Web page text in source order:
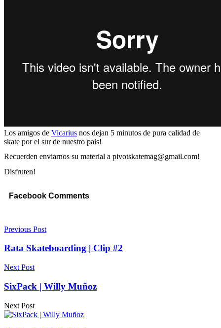
Los amigos de Vicarius nos dejan 5 minutos de pura calidad de
skate por el sur de nuestro pais!
Recuerden enviarnos su material a pivotskatemag@gmail.com!
Disfruten!
Facebook Comments
Previous Post
Rata Skateboarding | Clip #2
Next Post
SixPack | Willy Muñoz
Next Post